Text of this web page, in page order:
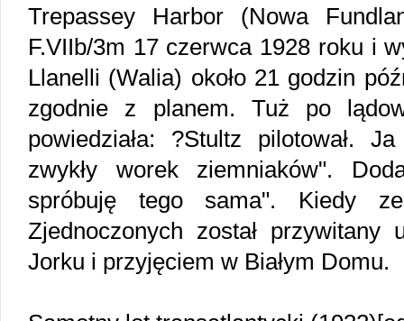
Trepassey Harbor (Nowa
F.VIIb/3m 17 czerwca 1928 roku i
Llanelli (Walia) około 21 godzin
zgodnie z planem. Tuż po
powiedziała: ?Stultz pilotował.
zwykły worek ziemniaków".
spróbuję tego sama". Kiedy
Zjednoczonych został
Jorku i przyjęciem w Białym Domu.